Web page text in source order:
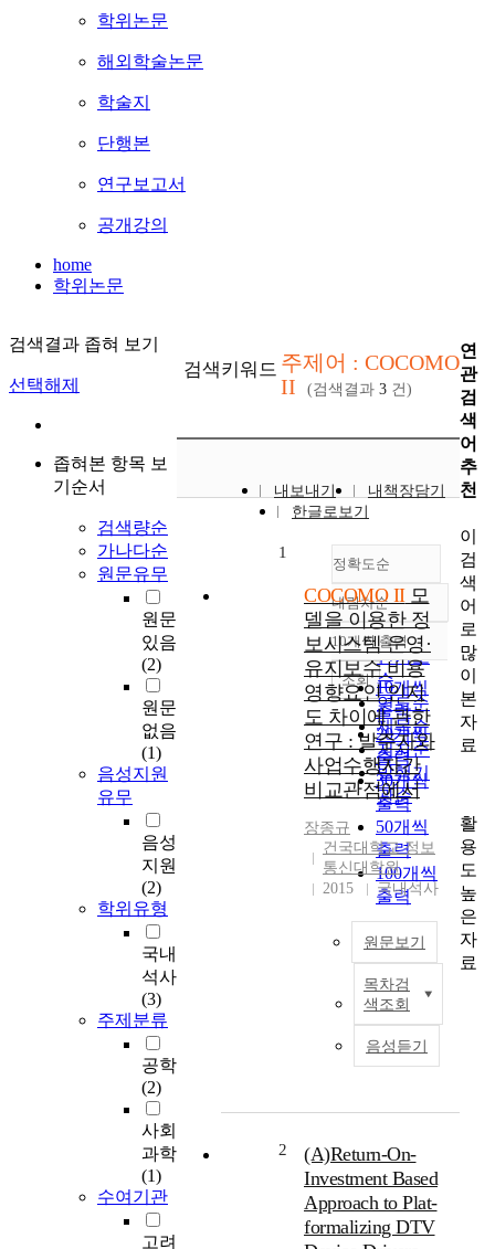
학위논문
해외학술논문
학술지
단행본
연구보고서
공개강의
home
학위논문
검색결과 좁혀 보기
선택해제
좁혀본 항목 보
기순서
검색량순
가나다순
원문유무
원문
있음
(2)
원문
없음
(1)
음성지원
유무
음성
지원
(2)
학위유형
국내
석사
(3)
주제분류
공학
(2)
사회
과학
(1)
수여기관
고려
검색키워드 주제어 : COCOMO
II
(검색결과 3 건)
내보내기
내책장담기
한글로보기
정확도순
정확도
순
인기도
순
연도순
제목순
저자순
발행기
관순
내림차순
내림차순
10개씩 출력
10개씩
출력
20개씩
출력
30개씩
출력
50개씩
출력
100개씩
출력
조회
1
COCOMO II모
델을 이용한 정
보시스템 운영·
유지보수 비용
영향요인 인지
도 차이에 관한
연구 : 발주자와
사업수행자간
비교관점에서
장종규
건국대학교 정보
통신대학원
2015
국내석사
원문보기
목차검
색조회
음성듣기
2
(A)Return-On-
Investment Based
Approach to Plat-
formalizing DTV
연
관
검
색
어
추
천
이
검
색
어
로
많
이
본
자
료
활
용
도
높
은
자
료